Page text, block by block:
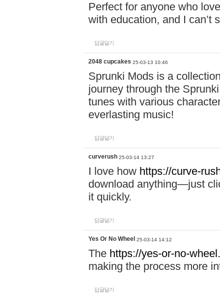
Perfect for anyone who
with education, and I can’t
답글달기
2048 cupcakes 25-03-13 10:46
Sprunki Mods is a
journey through the
tunes with various
everlasting music!
답글달기
curverush 25-03-14 13:27
I love how https://curve-
download anything—just
it quickly.
답글달기
Yes Or No Wheel 25-03-14 14:12
The https://yes-or-no-
making the process more
답글달기